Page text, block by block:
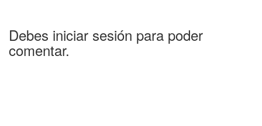
Debes iniciar sesión para poder
comentar.